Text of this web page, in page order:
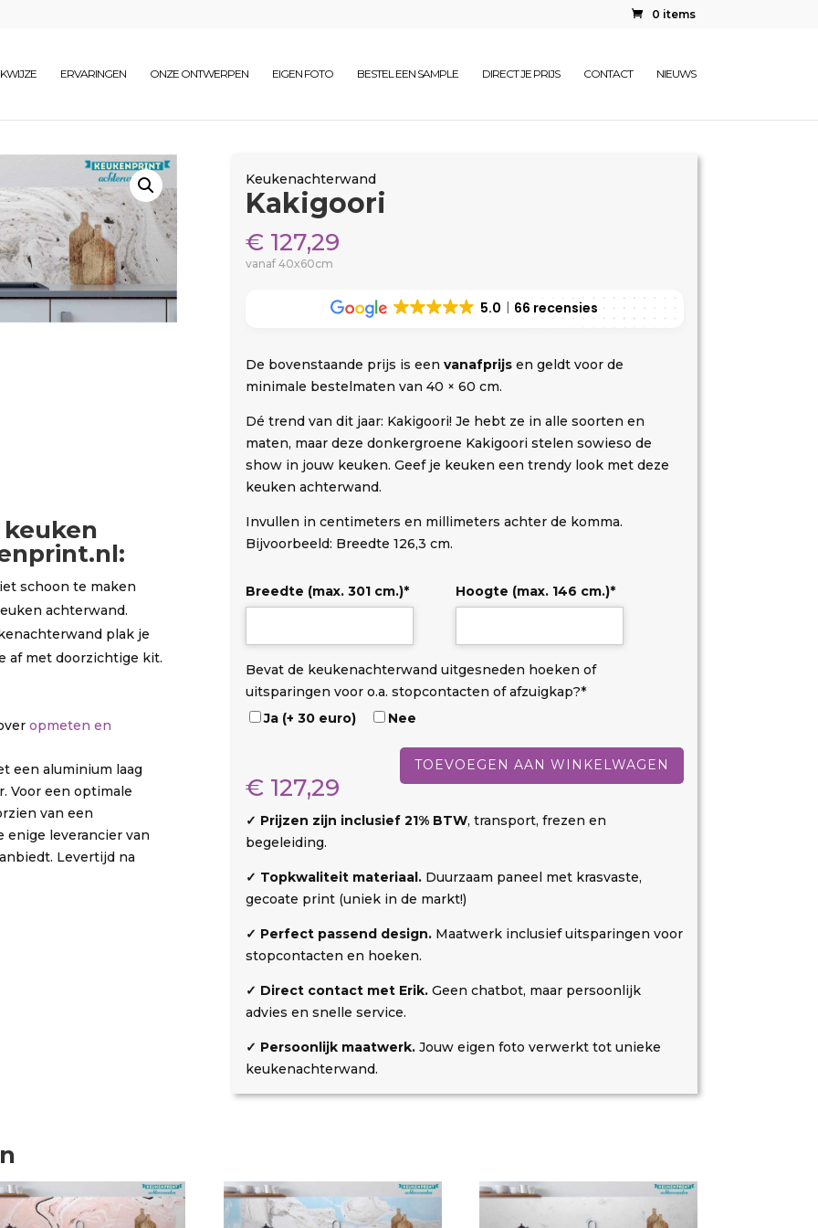
0 items
ERVARINGEN ONZE ONTWERPEN EIGEN FOTO BESTEL EEN SAMPLE DIRECT JE PRIJS CONTACT NIEUWS
schoon te maken
achterwand.
plak je
af met doorzichtige kit.
opmeten en
een aluminium laag
Voor een optimale
van een
leverancier van
Levertijd na
Keukenachterwand
Kakigoori
€127,29
vanaf 40x60cm
5.0 66 recensies
De bovenstaande prijs is een vanafprijsen geldt voor de
minimale bestelmaten van 40 × 60 cm.
Dé trend van dit jaar: Kakigoori! Je hebt ze in alle soorten en
maten, maar deze donkergroene Kakigoori stelen sowieso de
show in jouw keuken. Geef je keuken een trendy look met deze
keuken achterwand.
Invullen in centimeters en millimeters achter de komma.
Bijvoorbeeld: Breedte 126,3 cm.
Breedte (max. 301 cm.)* Hoogte (max. 146 cm.)*
D
i
b
d
O
p
s
r
k
o
e
n
U
i
t
a
i
n
Bevat de keukenachterwand uitgesneden hoeken of
uitsparingen voor o.a. stopcontacten of afzuigkap?*
Ja (+ 30 euro)
Nee
aantal
TOEVOEGEN AAN WINKELWAGEN
€127,29
✓ Prijzen zijn inclusief 21% BTW, transport, frezen en
begeleiding.
✓ Topkwaliteit materiaal.Duurzaam paneel met krasvaste,
gecoate print (uniek in de markt!)
✓ Perfect passend design.Maatwerk inclusief uitsparingen voor
stopcontacten en hoeken.
✓ Direct contact met Erik.Geen chatbot, maar persoonlijk
advies en snelle service.
✓ Persoonlijk maatwerk.Jouw eigen foto verwerkt tot unieke
keukenachterwand.